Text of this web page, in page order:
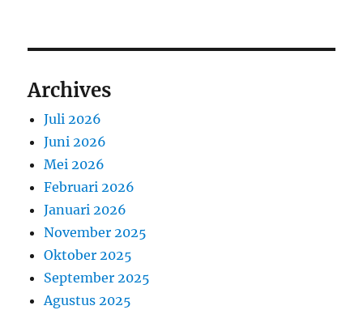
Archives
Juli 2026
Juni 2026
Mei 2026
Februari 2026
Januari 2026
November 2025
Oktober 2025
September 2025
Agustus 2025